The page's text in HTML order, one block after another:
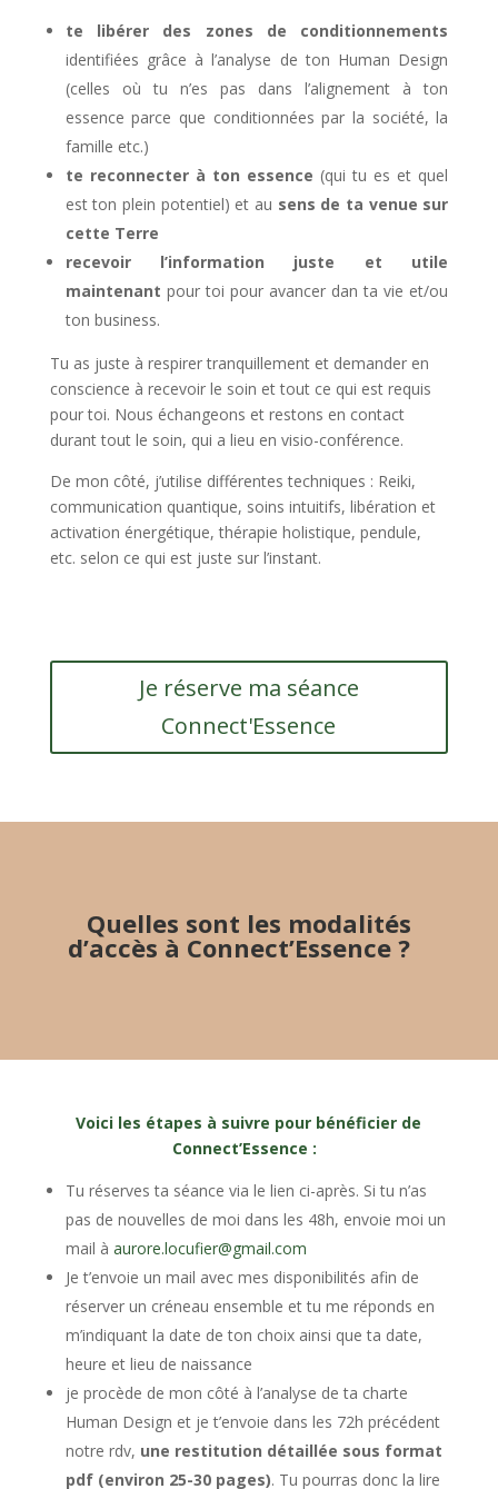
te libérer des zones de conditionnements
identifiées grâce à l’analyse de ton Human Design
(celles où tu n’es pas dans l’alignement à ton
essence parce que conditionnées par la société, la
famille etc.)
te reconnecter à ton essence (qui tu es et quel
est ton plein potentiel) et au sens de ta venue sur
cette Terre
recevoir l’information juste et utile
maintenant pour toi pour avancer dan ta vie et/ou
ton business.
Tu as juste à respirer tranquillement et demander en
conscience à recevoir le soin et tout ce qui est requis
pour toi. Nous échangeons et restons en contact
durant tout le soin, qui a lieu en visio-conférence.
De mon côté, j’utilise différentes techniques : Reiki,
communication quantique, soins intuitifs, libération et
activation énergétique, thérapie holistique, pendule,
etc. selon ce qui est juste sur l’instant.
Je réserve ma séance
Connect'Essence
Quelles sont les modalités
d’accès à Connect’Essence ?
Voici les étapes à suivre pour bénéficier de
Connect’Essence :
Tu réserves ta séance via le lien ci-après. Si tu n’as
pas de nouvelles de moi dans les 48h, envoie moi un
mail à aurore.locufier@gmail.com
Je t’envoie un mail avec mes disponibilités afin de
réserver un créneau ensemble et tu me réponds en
m’indiquant la date de ton choix ainsi que ta date,
heure et lieu de naissance
je procède de mon côté à l’analyse de ta charte
Human Design et je t’envoie dans les 72h précédent
notre rdv, une restitution détaillée sous format
pdf (environ 25-30 pages). Tu pourras donc la lire